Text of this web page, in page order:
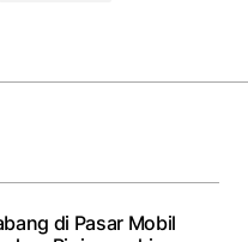
di Pasar Mobil